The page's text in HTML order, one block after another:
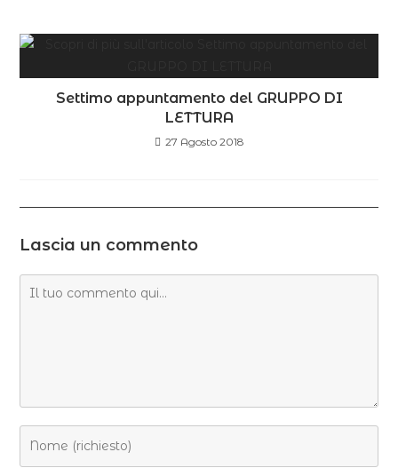
Settimo appuntamento del GRUPPO DI
LETTURA
27 Agosto 2018
Lascia un commento